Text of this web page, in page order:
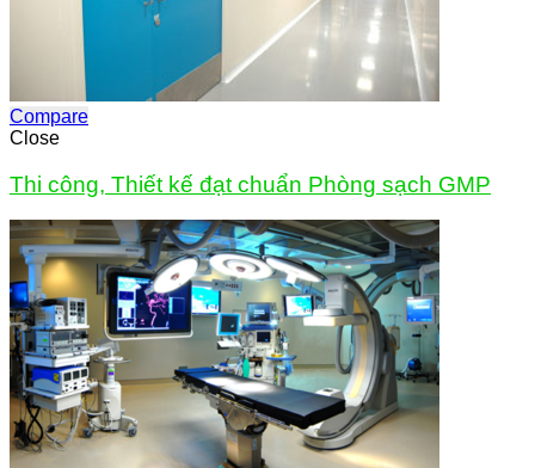
Compare
Close
Thi công, Thiết kế đạt chuẩn Phòng sạch GMP